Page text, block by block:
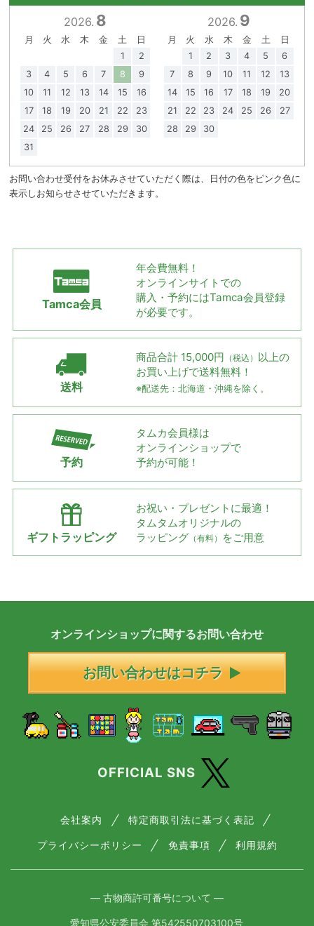
2026. 8
月 火 水 木 金 土
日
1
2
3
4 5 6 7 8
9
10
11 12 13 14 15
16
17
18 19 20 21 22
23
24
25 26 27 28 29
30
31
2026. 9
月 火 水 木 金 土
日
1
2 3 4 5
6
7
8 9 10 11 12
13
14
15 16 17 18 19
20
21
22 23 24 25 26
27
28
29 30
お問い合わせ受付をお休みさせていただく際は、日付の色をピンク色に
表示しお知らせさせていただきます。
Tamca会員
年会費無料！
オンラインサイトでの
購入・予約にはTamca会員登録
が必要です。
送料
商品合計 15,000円 （税込） 以上の
お買い上げで送料無料！
※配送先：北海道・沖縄を除く。
予約
タムカ会員様は
オンラインショップで
予約が可能！
ギフトラッピング
お祝い・プレゼントに最適！
タムタムオリジナルの
ラッピング （有料） をご用意
オンラインショップに関するお問い合わせ
お問い合わせはコチラ
OFFICIAL SNS
会社案内 特定商取引法に基づく表記
プライバシーポリシー 免責事項 利用規約
― 古物商許可番号について ―
愛知県公安委員会 第542550703100号